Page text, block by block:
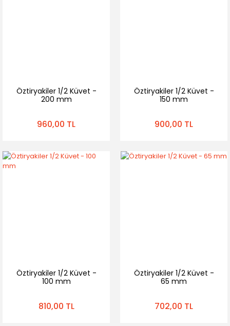
Öztiryakiler 1/2 Küvet -
200 mm
960,00 TL
Öztiryakiler 1/2 Küvet -
150 mm
900,00 TL
Öztiryakiler 1/2 Küvet -
100 mm
810,00 TL
Öztiryakiler 1/2 Küvet -
65 mm
702,00 TL